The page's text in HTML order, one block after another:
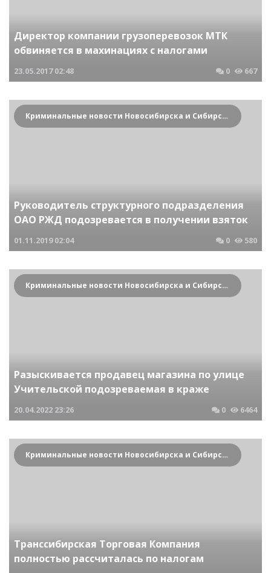
Директор компании грузоперевозок МТК
обвиняется в махинациях с налогами
23.05.2017 02:48 0 667
Криминальные новости Новосибирска и Сибирского региона
Руководитель структурного подразделения
ОАО РЖД подозревается в получении взяток
01.11.2019 02:04 0 580
Криминальные новости Новосибирска и Сибирского региона
Разыскивается продавец магазина по улице
Учительской подозреваемая в краже
20.04.2022 23:26 0 6464
Криминальные новости Новосибирска и Сибирского региона
Транссибирская Торговая Компания
полностью рассчиталась по налогам